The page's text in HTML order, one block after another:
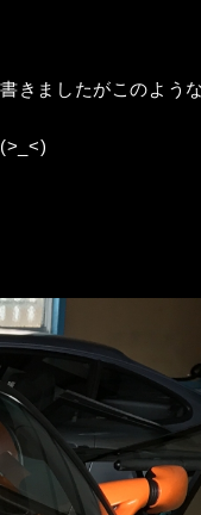
ましたがこのような